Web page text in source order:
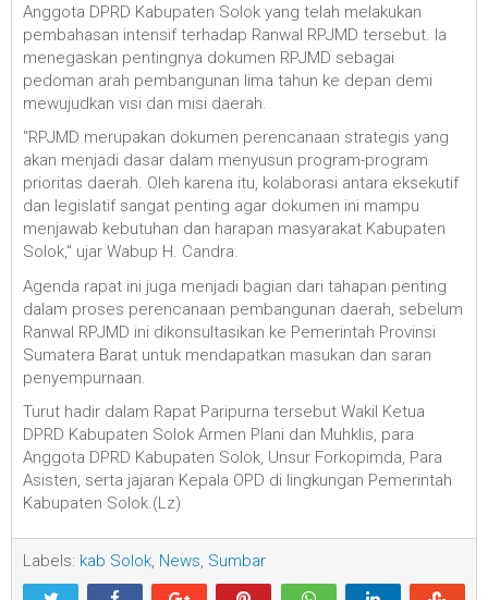
Anggota DPRD Kabupaten Solok yang telah melakukan
pembahasan intensif terhadap Ranwal RPJMD tersebut. Ia
menegaskan pentingnya dokumen RPJMD sebagai
pedoman arah pembangunan lima tahun ke depan demi
mewujudkan visi dan misi daerah.
"RPJMD merupakan dokumen perencanaan strategis yang
akan menjadi dasar dalam menyusun program-program
prioritas daerah. Oleh karena itu, kolaborasi antara eksekutif
dan legislatif sangat penting agar dokumen ini mampu
menjawab kebutuhan dan harapan masyarakat Kabupaten
Solok," ujar Wabup H. Candra.
Agenda rapat ini juga menjadi bagian dari tahapan penting
dalam proses perencanaan pembangunan daerah, sebelum
Ranwal RPJMD ini dikonsultasikan ke Pemerintah Provinsi
Sumatera Barat untuk mendapatkan masukan dan saran
penyempurnaan.
Turut hadir dalam Rapat Paripurna tersebut Wakil Ketua
DPRD Kabupaten Solok Armen Plani dan Muhklis, para
Anggota DPRD Kabupaten Solok, Unsur Forkopimda, Para
Asisten, serta jajaran Kepala OPD di lingkungan Pemerintah
Kabupaten Solok.(Lz)
Labels: kab Solok, News, Sumbar